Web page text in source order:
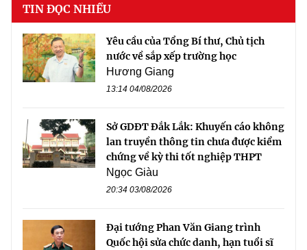
TIN ĐỌC NHIỀU
Yêu cầu của Tổng Bí thư, Chủ tịch
nước về sắp xếp trường học
Hương Giang
13:14 04/08/2026
Sở GDĐT Đắk Lắk: Khuyến cáo không
lan truyền thông tin chưa được kiểm
chứng về kỳ thi tốt nghiệp THPT
Ngọc Giàu
20:34 03/08/2026
Đại tướng Phan Văn Giang trình
Quốc hội sửa chức danh, hạn tuổi sĩ